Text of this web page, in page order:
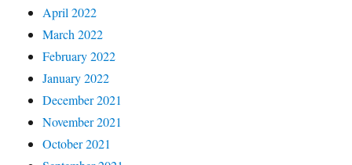
April 2022
March 2022
February 2022
January 2022
December 2021
November 2021
October 2021